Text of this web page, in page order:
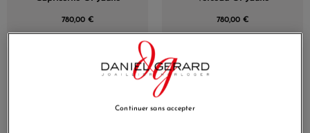
780,00 € 780,00 €
En Stock
Continuer sans accepter